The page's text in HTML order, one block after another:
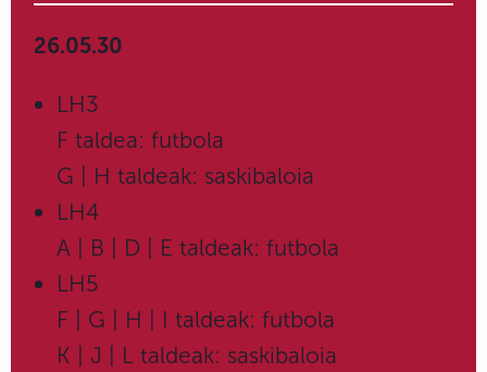
26.05.30
LH3
F taldea: futbola
G | H taldeak: saskibaloia
LH4
A | B | D | E taldeak: futbola
LH5
F | G | H | I taldeak: futbola
K | J | L taldeak: saskibaloia